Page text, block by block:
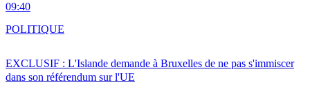
09:40
EXCLUSIF : L'Islande demande à Bruxelles de ne pas s'immiscer
dans son référendum sur l'UE
POLITIQUE